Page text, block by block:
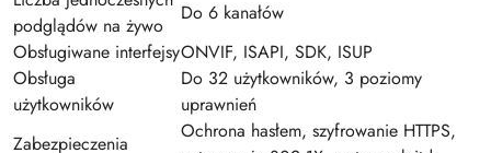
podglądów na żywo
Do 6 kanałów
Obsługiwane interfejsyONVIF, ISAPI, SDK, ISUP
Obsługa
użytkowników
Do 32 użytkowników, 3 poziomy
uprawnień
Zabezpieczenia
Ochrona hasłem, szyfrowanie HTTPS,